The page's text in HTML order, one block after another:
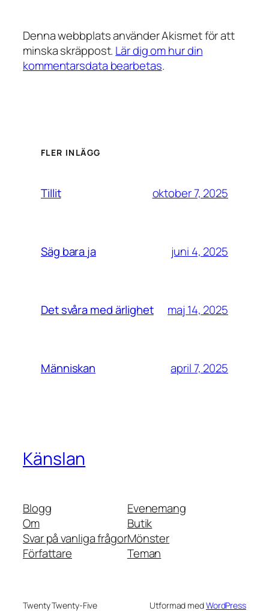
Denna webbplats använder Akismet för att
minska skräppost. Lär dig om hur din
kommentarsdata bearbetas.
FLER INLÄGG
Tillit oktober 7, 2025
Säg bara ja juni 4, 2025
Det svåra med ärlighet maj 14, 2025
Människan april 7, 2025
Känslan
Blogg
Om
Svar på vanliga frågor
Författare
Evenemang
Butik
Mönster
Teman
Twenty Twenty-Five Utformad medWordPress